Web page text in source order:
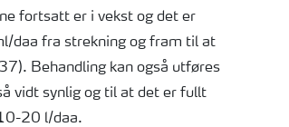
fortsatt er i vekst og det er
daa fra strekning og fram til at
Behandling kan også utføres
vidt synlig og til at det er fullt
20 l/daa.